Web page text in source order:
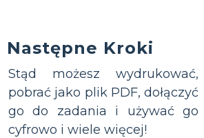
Następne Kroki
Stąd możesz wydrukować,
pobrać jako plik PDF, dołączyć
go do zadania i używać go
cyfrowo i wiele więcej!